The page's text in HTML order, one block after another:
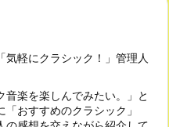
気軽にクラシック！」管理人
楽を楽しんでみたい。」と
おすすめのクラシック」